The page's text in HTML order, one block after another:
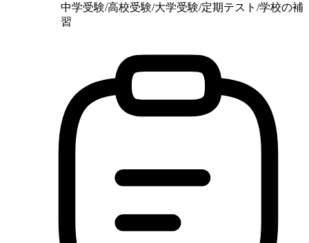
中学受験/高校受験/大学受験/定期テスト/学校の補
習